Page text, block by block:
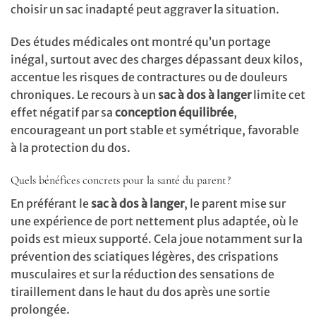
choisir un sac inadapté peut aggraver la situation.
Des études médicales ont montré qu’un portage
inégal, surtout avec des charges dépassant deux kilos,
accentue les risques de contractures ou de douleurs
chroniques. Le recours à un sac à dos à langerlimite cet
effet négatif par sa conception équilibrée,
encourageant un port stable et symétrique, favorable
à la protection du dos.
Quels bénéfices concrets pour la santé du parent ?
En préférant le sac à dos à langer, le parent mise sur
une expérience de port nettement plus adaptée, où le
poids est mieux supporté. Cela joue notamment sur la
prévention des sciatiques légères, des crispations
musculaires et sur la réduction des sensations de
tiraillement dans le haut du dos après une sortie
prolongée.